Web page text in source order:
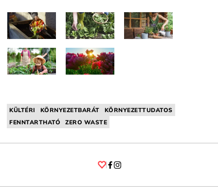
KÜLTÉRI KÖRNYEZETBARÁT
KÖRNYEZETTUDATOS
FENNTARTHATÓ
ZERO WASTE